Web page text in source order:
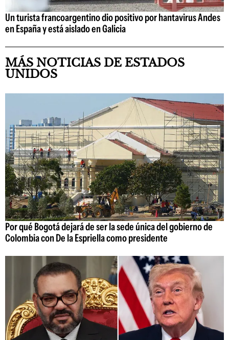
Un turista francoargentino dio positivo por hantavirus Andes
en España y está aislado en Galicia
MÁS NOTICIAS DE ESTADOS
UNIDOS
Por qué Bogotá dejará de ser la sede única del gobierno de
Colombia con De la Espriella como presidente